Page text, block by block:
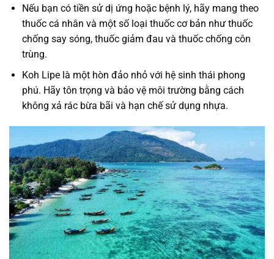
Nếu bạn có tiền sử dị ứng hoặc bệnh lý, hãy mang theo
thuốc cá nhân và một số loại thuốc cơ bản như thuốc
chống say sóng, thuốc giảm đau và thuốc chống côn
trùng.
Koh Lipe là một hòn đảo nhỏ với hệ sinh thái phong
phú. Hãy tôn trọng và bảo vệ môi trường bằng cách
không xả rác bừa bãi và hạn chế sử dụng nhựa.